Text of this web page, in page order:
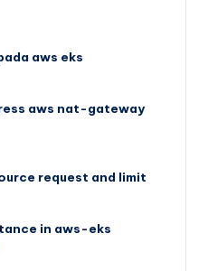
aws eks
aws nat-gateway
request and limit
in aws-eks